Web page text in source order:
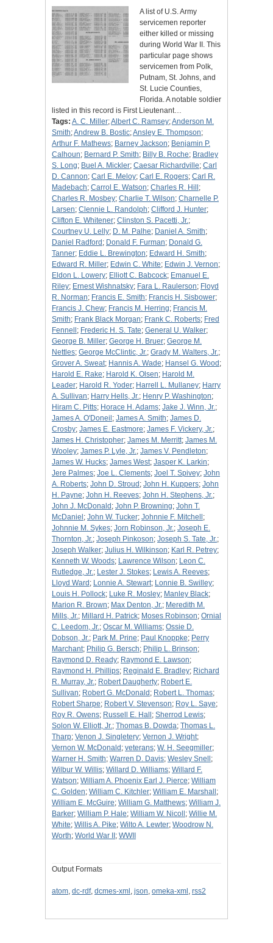
A list of U.S. Army
servicemen reporter
either killed or missing
during World War II. This
particular page shows
servicemen from Polk,
Putnam, St. Johns, and
St. Lucie Counties,
Florida. A notable soldier
listed in this record is First Lieutenant…
Tags: A. C. Miller;Albert C. Ramsey;Anderson M.
Smith;Andrew B. Bostic;Ansley E. Thompson;
Arthur F. Mathews; Barney Jackson; Benjamin P.
Calhoun; Bernard P. Smith; Billy B. Roche; Bradley
S. Long; Buel A. Mickler; Caesar Richardville; Carl
D. Cannon; Carl E. Meloy; Carl E. Rogers; Carl R.
Madebach; Carrol E. Watson; Charles R. Hill ;
Charles R. Mosbey; Charlie T. Wilson; Charnelle P.
Larsen; Clennie L. Randolph; Clifford J. Hunter;
Clifton E. Whitener; Clinston S. Pacetti, Jr.;
Courtney U. Lelly; D. M. Palhe; Daniel A. Smith;
Daniel Radford ; Donald F. Furman; Donald G.
Tanner; Eddie L. Brewington; Edward H. Smith;
Edward R. Miller; Edwin C. White; Edwin J. Vernon;
Eldon L. Lowery; Elliott C. Babcock; Emanuel E.
Riley; Ernest Wishnatsky; Fara L. Raulerson; Floyd
R. Norman; Francis E. Smith; Francis H. Sisbower;
Francis J. Chew; Francis M. Herring; Francis M.
Smith; Frank Black Morgan; Frank C. Roberts; Fred
Fennell ; Frederic H. S. Tate; General U. Walker;
George B. Miller; George H. Bruer; George M.
Nettles; George McClintic, Jr.; Grady M. Walters, Jr.;
Grover A. Sweat; Hannis A. Wade; Hansel G. Wood ;
Harold E. Rake; Harold K. Olsen; Harold M.
Leader; Harold R. Yoder; Harrell L. Mullaney; Harry
A. Sullivan; Harry Hells, Jr.; Henry P. Washington;
Hiram C. Pitts; Horace H. Adams; Jake J. Winn, Jr.;
James A. O'Doneil ; James A. Smith; James D.
Crosby; James E. Eastmore; James F. Vickery, Jr.;
James H. Christopher; James M. Merritt; James M.
Wooley; James P. Lyle, Jr.; James V. Pendleton;
James W. Hucks; James West; Jasper K. Larkin;
Jere Palmes; Joe L. Clements; Joel T. Spivey; John
A. Roberts; John D. Stroud ; John H. Kuppers; John
H. Payne; John H. Reeves; John H. Stephens, Jr.;
John J. McDonald ; John P. Browning; John T.
McDaniel ; John W. Tucker; Johnnie F. Mitchell ;
Johnnie M. Sykes; Jorn Robinson, Jr.; Joseph E.
Thornton, Jr.; Joseph Pinkoson; Joseph S. Tate, Jr.;
Joseph Walker; Julius H. Wilkinson; Karl R. Petrey;
Kenneth W. Woods; Lawrence Wilson; Leon C.
Rutledge, Jr.; Lester J. Stokes; Lewis A. Reeves;
Lloyd Ward ; Lonnie A. Stewart; Lonnie B. Swilley;
Louis H. Pollock; Luke R. Mosley; Manley Black;
Marion R. Brown; Max Denton, Jr.; Meredith M.
Mills, Jr.; Millard H. Patrick; Moses Robinson; Ornial
C. Leedom, Jr.; Oscar M. Williams; Ossie D.
Dobson, Jr.; Park M. Prine; Paul Knoppke; Perry
Marchant; Philip G. Bersch; Philip L. Brinson;
Raymond D. Ready; Raymond E. Lawson;
Raymond H. Phillips; Reginald E. Bradley; Richard
R. Murray, Jr.; Robert Daugherty; Robert E.
Sullivan; Robert G. McDonald ; Robert L. Thomas;
Robert Sharpe; Robert V. Stevenson; Roy L. Saye;
Roy R. Owens; Russell E. Hall ; Sherrod Lewis;
Solon W. Elliott, Jr.; Thomas B. Dowda; Thomas L.
Tharp; Venon J. Singletery; Vernon J. Wright;
Vernon W. McDonald ; veterans; W. H. Seegmiller;
Warner H. Smith; Warren D. Davis; Wesley Snell ;
Wilbur W. Willis; Willard D. Williams; Willard F.
Watson; William A. Phoenix Earl J. Pierce; William
C. Golden; William C. Kitchler; William E. Marshall ;
William E. McGuire; William G. Matthews; William J.
Barker; William P. Hale; William W. Nicoll ; Willie M.
White; Willis A. Pike; Wilto A. Lewter; Woodrow N.
Worth; World War II ; WWII
Output Formats
atom, dc-rdf, dcmes-xml , json, omeka-xml , rss2